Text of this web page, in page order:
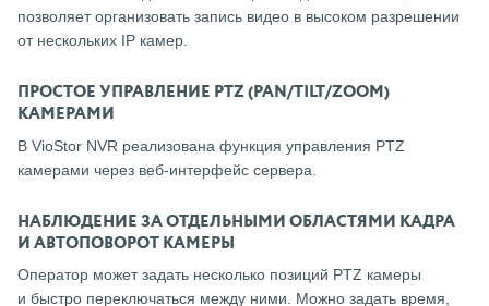
позволяет организовать запись видео в высоком разрешении
от нескольких IP камер.
ПРОСТОЕ УПРАВЛЕНИЕ PTZ (PAN/TILT/ZOOM)
КАМЕРАМИ
В VioStor NVR реализована функция управления PTZ
камерами через веб-интерфейс сервера.
НАБЛЮДЕНИЕ ЗА ОТДЕЛЬНЫМИ ОБЛАСТЯМИ КАДРА
И АВТОПОВОРОТ КАМЕРЫ
Оператор может задать несколько позиций PTZ камеры
и быстро переключаться между ними. Можно задать время,